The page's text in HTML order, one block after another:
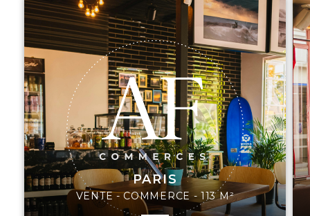
PARIS
VENTE - COMMERCE - 113 M²